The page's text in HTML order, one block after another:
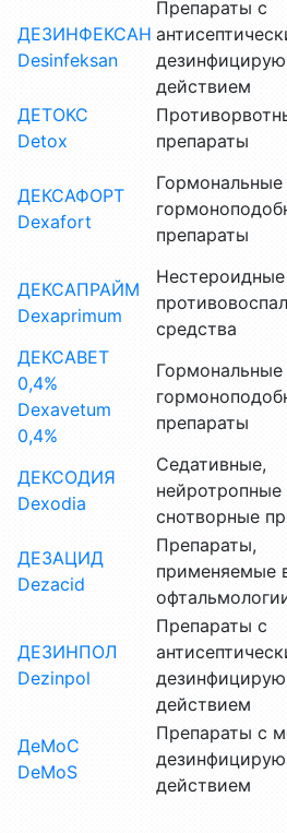
ДЕЗИНФЕКСАН
Desinfeksan
Препараты с
действием
ДЕТОКС
Detox
препараты
ДЕКСАФОРТ
Dexafort
Гормональные
препараты
ДЕКСАПРАЙМ
Dexaprimum
Нестероидные
средства
ДЕКСАВЕТ
0,4%
Dexavetum
0,4%
Гормональные
препараты
ДЕКСОДИЯ
Dexodia
Седативные,
нейротропные
снотворные
ДЕЗАЦИД
Dezacid
Препараты,
применяемые
ДЕЗИНПОЛ
Dezinpol
Препараты с
действием
ДеМоС
DeМoS
Препараты с
действием